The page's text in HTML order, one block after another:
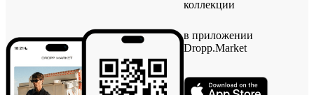
коллекции
в приложении
Dropp.Market